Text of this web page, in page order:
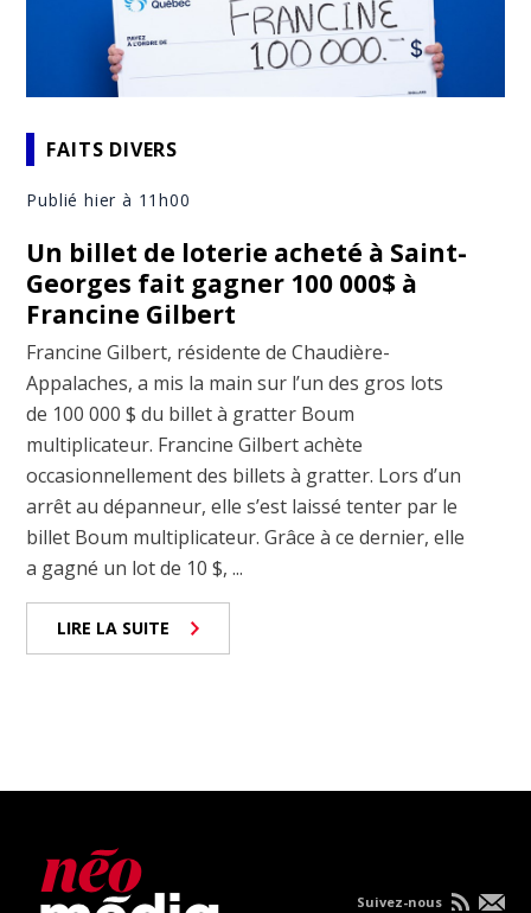
FAITS DIVERS
Publié hier à 11h00
Un billet de loterie acheté à Saint-
Georges fait gagner 100 000$ à
Francine Gilbert
Francine Gilbert, résidente de Chaudière-
Appalaches, a mis la main sur l’un des gros lots
de 100 000 $ du billet à gratter Boum
multiplicateur. Francine Gilbert achète
occasionnellement des billets à gratter. Lors d’un
arrêt au dépanneur, elle s’est laissé tenter par le
billet Boum multiplicateur. Grâce à ce dernier, elle
a gagné un lot de 10 $, ...
LIRE LA SUITE
Suivez-nous